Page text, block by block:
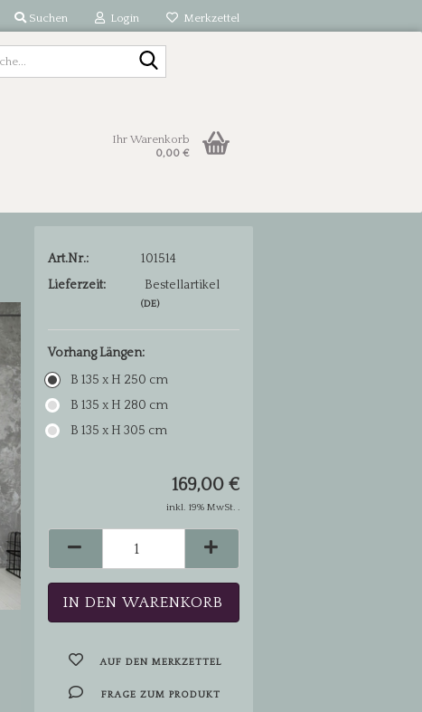
Suchen Login Merkzettel
Ihr Warenkorb
0,00 €
Art.Nr.:
101514
Lieferzeit:
Bestellartikel
(DE)
Vorhang Längen:
B 135 x H 250 cm
B 135 x H 280 cm
B 135 x H 305 cm
169,00 €
inkl. 19% MwSt. .
AUF DEN MERKZETTEL
FRAGE ZUM PRODUKT